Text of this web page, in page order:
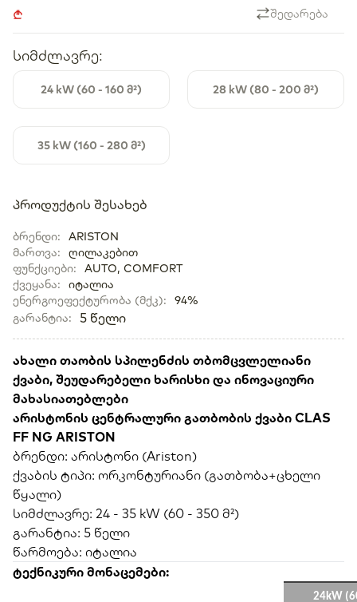
შედარება
სიმძლავრე:
24 kW (60 - 160 მ²) 28 kW (80 - 200 მ²)
35 kW (160 - 280 მ²)
პროდუქტის შესახებ
ბრენდი:
ARISTON
მართვა:
ღილაკებით
ფუნქციები:
AUTO, COMFORT
ქვეყანა:
იტალია
ენერგოეფექტურობა (მქკ):
94%
გარანტია: 5 წელი
ახალი თაობის სპილენძის თბომცვლელიანი
ქვაბი, შეუდარებელი ხარისხი და ინოვაციური
მახასიათებლები
არისტონის ცენტრალური გათბობის ქვაბი CLAS
FF NG ARISTON
ბრენდი: არისტონი (Ariston)
ქვაბის ტიპი: ორკონტურიანი (გათბობა+ცხელი
წყალი)
სიმძლავრე: 24 - 35 kW (60 - 350 მ²)
გარანტია: 5 წელი
წარმოება: იტალია
ტექნიკური მონაცემები:
24kW